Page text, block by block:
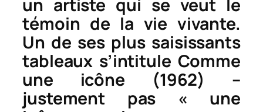
un artiste qui se veut le
témoin de la vie vivante.
Un de ses plus saisissants
tableaux s’intitule Comme
une icône (1962) –
justement pas « une